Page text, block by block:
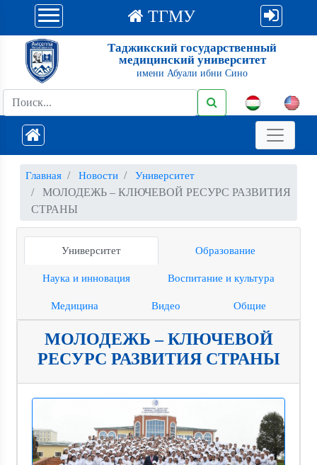
ТГМУ
Таджикский государственный
медицинский университет
имени Абуали ибни Сино
Главная Новости Университет
МОЛОДЕЖЬ – КЛЮЧЕВОЙ РЕСУРС РАЗВИТИЯ
СТРАНЫ
Университет Образование
Наука и инновация Воспитание и культура
Медицина Видео Общие
МОЛОДЕЖЬ – КЛЮЧЕВОЙ
РЕСУРС РАЗВИТИЯ СТРАНЫ